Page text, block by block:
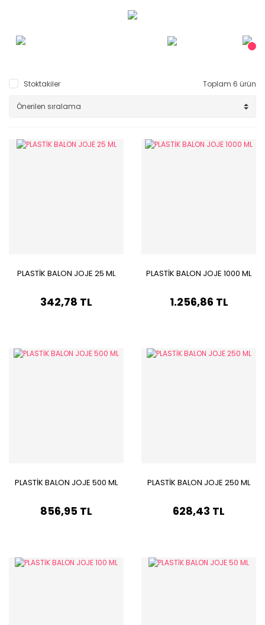
Stoktakiler Toplam 6 ürün
PLASTİK BALON JOJE 25 ML
342,78 TL
PLASTİK BALON JOJE 1000 ML
1.256,86 TL
PLASTİK BALON JOJE 500 ML
856,95 TL
PLASTİK BALON JOJE 250 ML
628,43 TL